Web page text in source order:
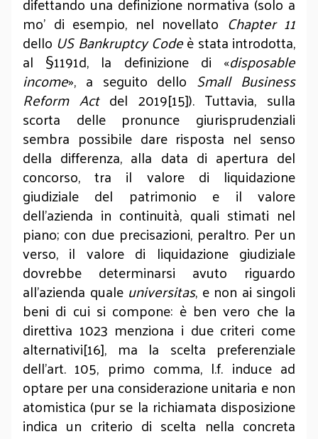
mo’ di esempio, nel novellato Chapter 11
dello US Bankruptcy Codeè stata introdotta,
al §1191d, la definizione di «disposable
income», a seguito dello Small Business
Reform Actdel 2019[15]). Tuttavia, sulla
scorta delle pronunce giurisprudenziali
sembra possibile dare risposta nel senso
della differenza, alla data di apertura del
concorso, tra il valore di liquidazione
giudiziale del patrimonio e il valore
dell’azienda in continuità, quali stimati nel
piano; con due precisazioni, peraltro. Per un
verso, il valore di liquidazione giudiziale
dovrebbe determinarsi avuto riguardo
all’azienda quale universitas, e non ai singoli
beni di cui si compone: è ben vero che la
direttiva 1023 menziona i due criteri come
alternativi[16], ma la scelta preferenziale
dell’art. 105, primo comma, l.f. induce ad
optare per una considerazione unitaria e non
atomistica (pur se la richiamata disposizione
indica un criterio di scelta nella concreta